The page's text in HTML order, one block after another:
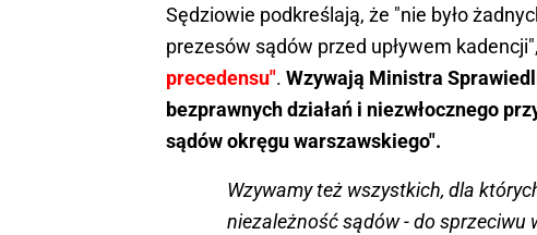
Sędziowie podkreślają, że "nie było
prezesów sądów przed upływem
precedensu". Wzywają Ministra
bezprawnych działań i niezwłocznego
sądów okręgu warszawskiego".
Wzywamy też wszystkich, dla
niezależność sądów - do sprzeciwu